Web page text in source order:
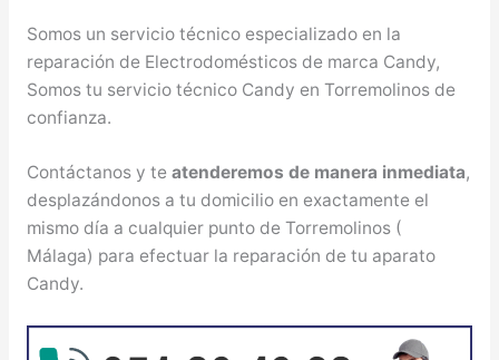
Somos un servicio técnico especializado en la
reparación de Electrodomésticos de marca Candy,
Somos tu servicio técnico Candy en Torremolinos de
confianza.
Contáctanos y te atenderemos de manera inmediata,
desplazándonos a tu domicilio en exactamente el
mismo día a cualquier punto de Torremolinos (
Málaga) para efectuar la reparación de tu aparato
Candy.